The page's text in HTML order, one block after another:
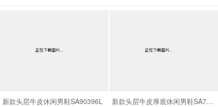
新款头层牛皮休闲男鞋SA90396L 新款头层牛皮厚底休闲男鞋SA70716L